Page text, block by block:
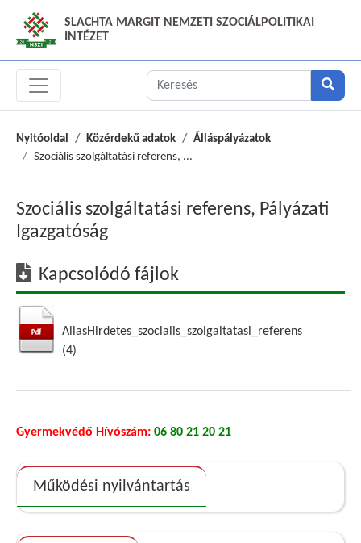
SLACHTA MARGIT NEMZETI SZOCIÁLPOLITIKAI
INTÉZET
Nyitóoldal Közérdekű adatok
Álláspályázatok
Szociális szolgáltatási referens, ...
Szociális szolgáltatási referens, Pályázati
Igazgatóság
Kapcsolódó fájlok
AllasHirdetes_szocialis_szolgaltatasi_referens
(4)
Gyermekvédő Hívószám: 06 80 21 20 21
Működési nyilvántartás